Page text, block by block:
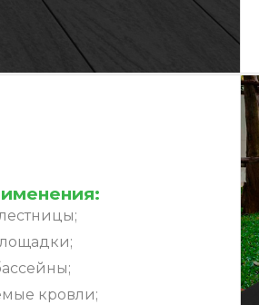
кровли;